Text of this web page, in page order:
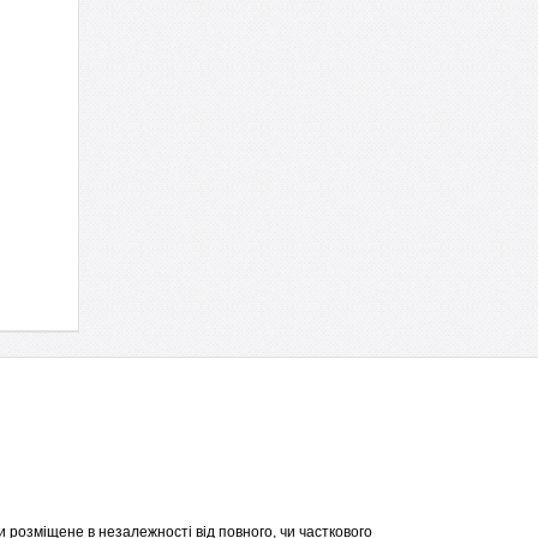
в незалежності від повного, чи часткового